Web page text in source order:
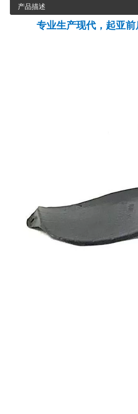
产品描述
专业生产现代，起亚